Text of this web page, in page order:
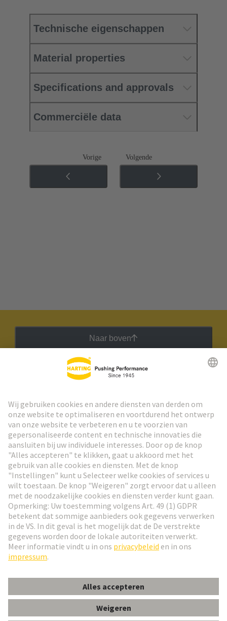
Technische eigenschappen
Material properties
Specifications and approvals
Commerciële data
Vorige Volgende
Naar boven
Ga naar registratie
Social Media
© HARTING Technology Group
AfdrukPrivacybeleid Cookie-instellingen Gebruiksvoorwaarden